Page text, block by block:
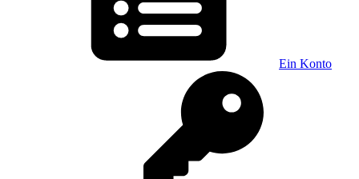
Ein Konto